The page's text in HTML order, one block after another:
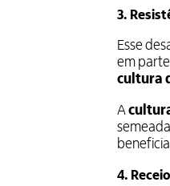
3.
Esse
em parte
cultura
A
4.